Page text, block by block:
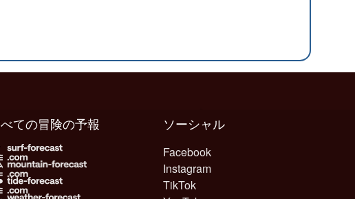
ソーシャル
Facebook
Instagram
TikTok
すべての冒険の予報